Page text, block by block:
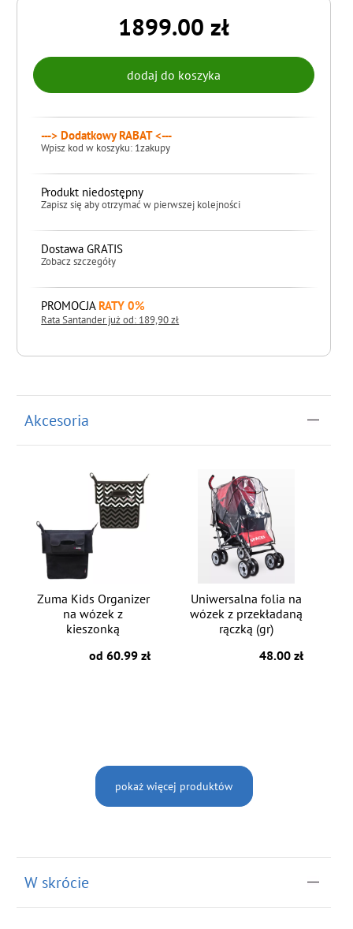
1899.00 zł
---> Dodatkowy RABAT <---
Wpisz kod w koszyku: 1zakupy
Produkt niedostępny
Zapisz się aby otrzymać w pierwszej kolejności
Dostawa GRATIS
Zobacz szczegóły
PROMOCJA RATY 0%
Rata Santander już od: 189,90 zł
Akcesoria
Zuma Kids Organizer
na wózek z
kieszonką
od 60.99 zł
Uniwersalna folia na
wózek z przekładaną
rączką (gr)
48.00 zł
pokaż więcej produktów
W skrócie